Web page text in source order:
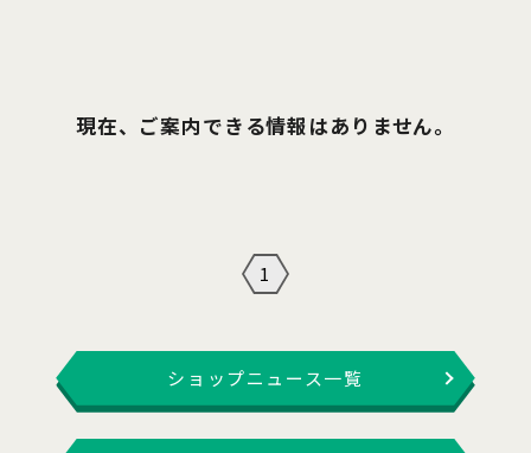
現在、ご案内できる情報はありません。
1
ショップニュース一覧